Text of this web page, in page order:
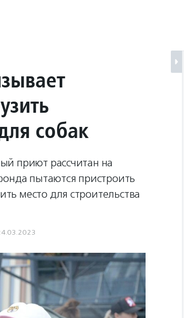
собак
приют рассчитан на
пытаются пристроить
место для строительства